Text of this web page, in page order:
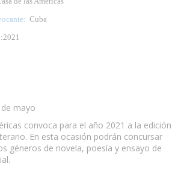
Cuba
mayo
convoca para el año 2021 a la edición
En esta ocasión podrán concursar
géneros de novela, poesía y ensayo de